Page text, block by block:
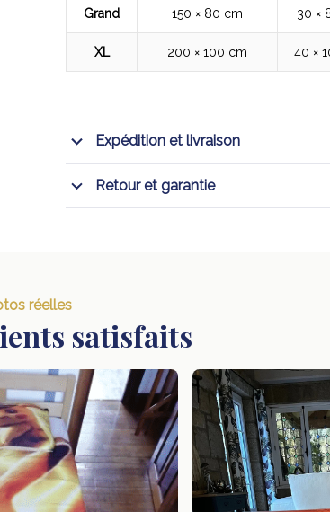
Grand 150 × 80 cm 30 ×
XL 200 × 100 cm 40 ×
Expédition et livraison
Retour et garantie
réelles
satisfaits